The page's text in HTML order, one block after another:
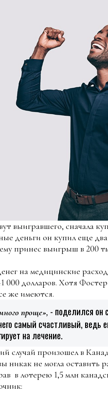
выигравшего, сначала
деньги он купил еще
принес выигрыш в 200
на медицинские
000 долларов. Хотя
же имеются.
проще», - поделился он
самый счастливый, ведь
на лечение.
случай произошел в
никак не могла оставить
в лотерею 1,5 млн